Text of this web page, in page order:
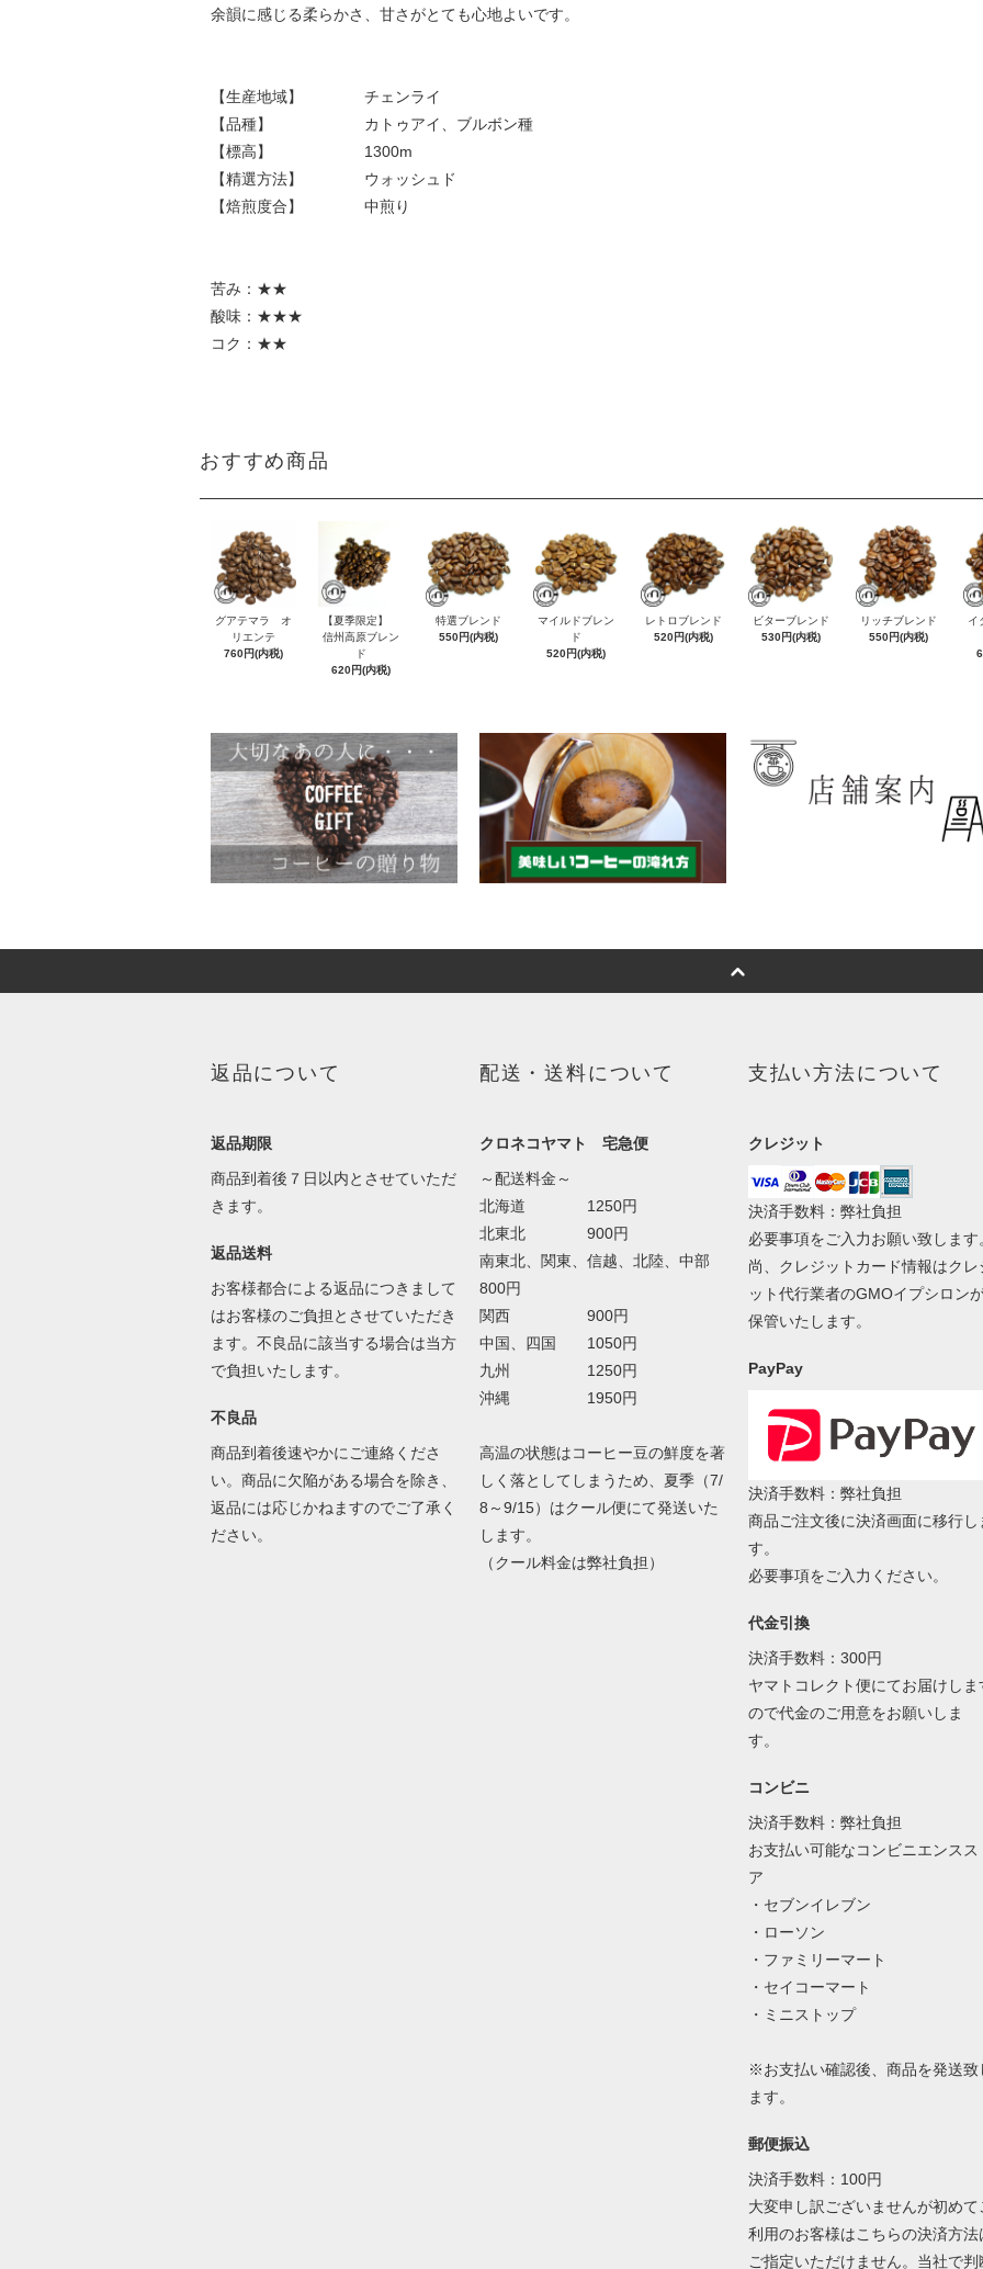
余韻に感じる柔らかさ、甘さがとても心地よいです。
【生産地域】 チェンライ
【品種】 カトゥアイ、ブルボン種
【標高】 1300m
【精選方法】 ウォッシュド
【焙煎度合】 中煎り
苦み：★★
酸味：★★★
コク：★★
おすすめ商品
グアテマラ オ
リエンテ
760円(内税)
【夏季限定】
信州高原ブレン
ド
620円(内税)
特選ブレンド
550円(内税)
マイルドブレン
ド
520円(内税)
レトロブレンド
520円(内税)
ビターブレンド
530円(内税)
リッチブレンド
550円(内税)
イ
返品について
返品期限
商品到着後７日以内とさせていただ
きます。
返品送料
お客様都合による返品につきまして
はお客様のご負担とさせていただき
ます。不良品に該当する場合は当方
で負担いたします。
不良品
商品到着後速やかにご連絡くださ
い。商品に欠陥がある場合を除き、
返品には応じかねますのでご了承く
ださい。
配送・送料について
クロネコヤマト 宅急便
～配送料金～
北海道 1250円
北東北 900円
南東北、関東、信越、北陸、中部
800円
関西 900円
中国、四国 1050円
九州 1250円
沖縄 1950円
高温の状態はコーヒー豆の鮮度を著
しく落としてしまうため、夏季（7/
8～9/15）はクール便にて発送いた
します。
（クール料金は弊社負担）
支払い方法について
クレジット
決済手数料：弊社負担
必要事項をご入力お願い致します
尚、クレジットカード情報はクレ
ット代行業者のGMOイプシロン
保管いたします。
PayPay
決済手数料：弊社負担
商品ご注文後に決済画面に移行し
す。
必要事項をご入力ください。
代金引換
決済手数料：300円
ヤマトコレクト便にてお届けしま
ので代金のご用意をお願いしま
す。
コンビニ
決済手数料：弊社負担
お支払い可能なコンビニエンスス
ア
・セブンイレブン
・ローソン
・ファミリーマート
・セイコーマート
・ミニストップ
※お支払い確認後、商品を発送致
ます。
郵便振込
決済手数料：100円
大変申し訳ございませんが初めて
利用のお客様はこちらの決済方法
ご指定いただけません。当社で判